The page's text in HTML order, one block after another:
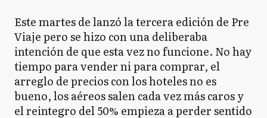
Este martes de lanzó la tercera edición de Pre
Viaje pero se hizo con una deliberaba
intención de que esta vez no funcione. No hay
tiempo para vender ni para comprar, el
arreglo de precios con los hoteles no es
bueno, los aéreos salen cada vez más caros y
el reintegro del 50% empieza a perder sentido